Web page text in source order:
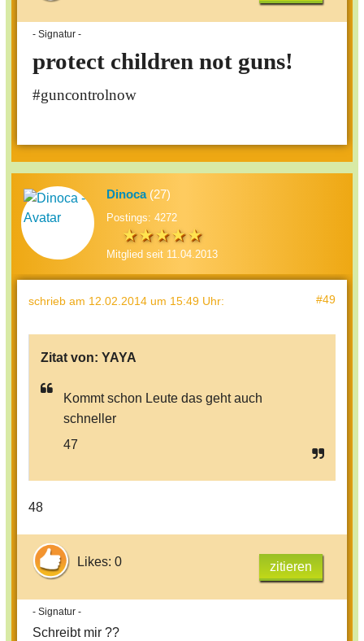
- Signatur -
protect children not guns!
#guncontrolnow
Dinoca(27)
Postings: 4272
Mitglied seit 11.04.2013
schrieb am 12.02.2014 um 15:49 Uhr: #49
Zitat von: YAYA
Kommt schon Leute das geht auch
schneller
47
48
Likes: 0 zitieren
- Signatur -
Schreibt mir ??